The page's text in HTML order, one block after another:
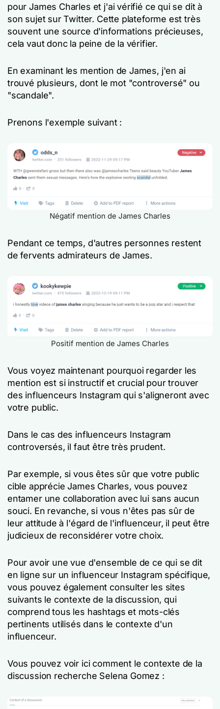
pour James Charles et j'ai vérifié ce qui se dit à
son sujet sur Twitter. Cette plateforme est très
souvent une source d'informations précieuses,
cela vaut donc la peine de la vérifier.
En examinant les mention de James, j'en ai
trouvé plusieurs, dont le mot "controversé" ou
"scandale".
Prenons l'exemple suivant :
Négatif mention de James Charles
Pendant ce temps, d'autres personnes restent
de fervents admirateurs de James.
Positif mention de James Charles
Vous voyez maintenant pourquoi regarder les
mention est si instructif et crucial pour trouver
des influenceurs Instagram qui s'aligneront avec
votre public.
Dans le cas des influenceurs Instagram
controversés, il faut être très prudent.
Par exemple, si vous êtes sûr que votre public
cible apprécie James Charles, vous pouvez
entamer une collaboration avec lui sans aucun
souci. En revanche, si vous n'êtes pas sûr de
leur attitude à l'égard de l'influenceur, il peut être
judicieux de reconsidérer votre choix.
Pour avoir une vue d'ensemble de ce qui se dit
en ligne sur un influenceur Instagram spécifique,
vous pouvez également consulter les sites
suivants le contexte de la discussion, qui
comprend tous les hashtags et mots-clés
pertinents utilisés dans le contexte d'un
influenceur.
Vous pouvez voir ici comment le contexte de la
discussion recherche Selena Gomez :